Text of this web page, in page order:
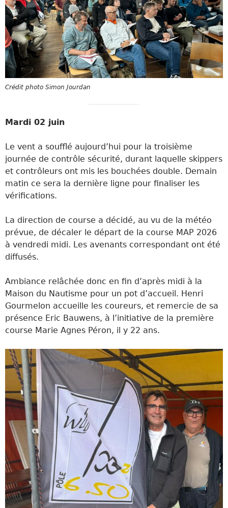
Crédit photo Simon Jourdan
Mardi 02 juin
Le vent a soufflé aujourd’hui pour la troisième
journée de contrôle sécurité, durant laquelle skippers
et contrôleurs ont mis les bouchées double. Demain
matin ce sera la dernière ligne pour finaliser les
vérifications.
La direction de course a décidé, au vu de la météo
prévue, de décaler le départ de la course MAP 2026
à vendredi midi. Les avenants correspondant ont été
diffusés.
Ambiance relâchée donc en fin d’après midi à la
Maison du Nautisme pour un pot d’accueil. Henri
Gourmelon accueille les coureurs, et remercie de sa
présence Eric Bauwens, à l’initiative de la première
course Marie Agnes Péron, il y 22 ans.